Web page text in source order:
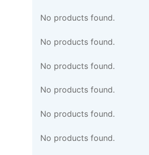
No products found.
No products found.
No products found.
No products found.
No products found.
No products found.